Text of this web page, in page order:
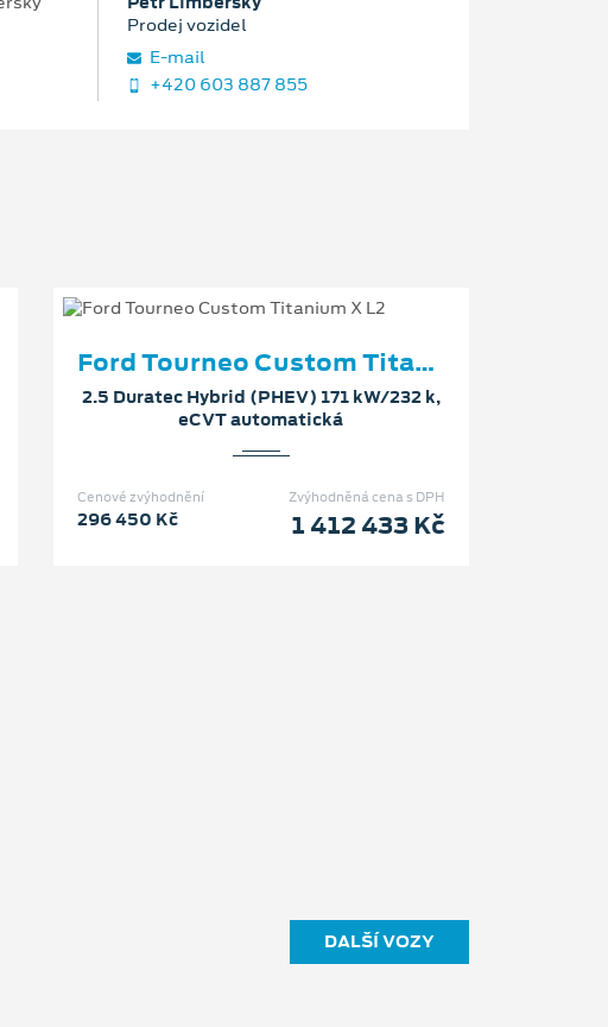
Prodej vozidel
E‑mail
+420 603 887 855
Ford Tourneo Custom Titanium X L2
2.5 Duratec Hybrid (PHEV) 171 kW/232 k,
eCVT automatická
Zvýhodněná cena s DPH
1 412 433 Kč
Cenové zvýhodnění
296 450 Kč
DALŠÍ VOZY